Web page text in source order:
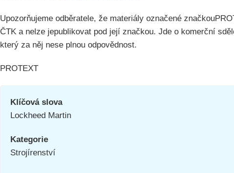
Upozorňujeme odběratele, že materiály označené
ČTK a nelze jepublikovat pod její značkou. Jde o komerční
který za něj nese plnou odpovědnost.
PROTEXT
Klíčová slova
Lockheed Martin
Kategorie
Strojírenství